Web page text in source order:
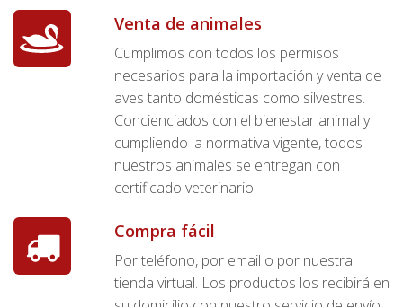
Venta de animales
Cumplimos con todos los permisos
necesarios para la importación y venta de
aves tanto domésticas como silvestres.
Concienciados con el bienestar animal y
cumpliendo la normativa vigente, todos
nuestros animales se entregan con
certificado veterinario.
Compra fácil
Por teléfono, por email o por nuestra
tienda virtual. Los productos los recibirá en